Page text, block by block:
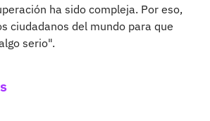
ha sido compleja. Por eso,
ciudadanos del mundo para que
serio".